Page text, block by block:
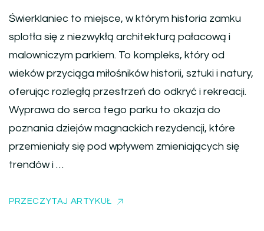
Świerklaniec to miejsce, w którym historia zamku
splotła się z niezwykłą architekturą pałacową i
malowniczym parkiem. To kompleks, który od
wieków przyciąga miłośników historii, sztuki i natury,
oferując rozległą przestrzeń do odkryć i rekreacji.
Wyprawa do serca tego parku to okazja do
poznania dziejów magnackich rezydencji, które
przemieniały się pod wpływem zmieniających się
trendów i …
PRZECZYTAJ ARTYKUŁ